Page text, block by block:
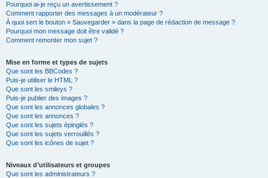
Pourquoi ai-je reçu un avertissement ?
Comment rapporter des messages à un modérateur ?
À quoi sert le bouton « Sauvegarder » dans la page de rédaction de message ?
Pourquoi mon message doit être validé ?
Comment remonter mon sujet ?
Mise en forme et types de sujets
Que sont les BBCodes ?
Puis-je utiliser le HTML ?
Que sont les smileys ?
Puis-je publier des images ?
Que sont les annonces globales ?
Que sont les annonces ?
Que sont les sujets épinglés ?
Que sont les sujets verrouillés ?
Que sont les icônes de sujet ?
Niveaux d’utilisateurs et groupes
Que sont les administrateurs ?